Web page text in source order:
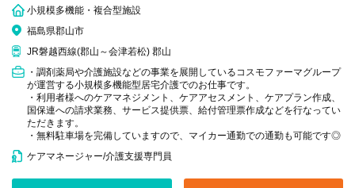
小規模多機能・複合型施設
福島県郡山市
JR磐越西線(郡山～会津若松) 郡山
・調剤薬局や介護施設などの事業を展開しているコスモファーマグループ
が運営する小規模多機能型居宅介護でのお仕事です。
・利用者様へのケアマネジメント、ケアアセスメント、ケアプラン作成、
国保連への請求業務、サービス提供票、給付管理票作成などを行なってい
ただきます。
・無料駐車場を完備していますので、マイカー通勤での通勤も可能です◎
ケアマネージャー/介護支援専門員